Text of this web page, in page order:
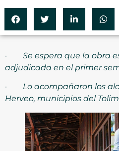
· Se espera que la obra
adjudicada en el primer
· Lo acompañaron los
Herveo, municipios del